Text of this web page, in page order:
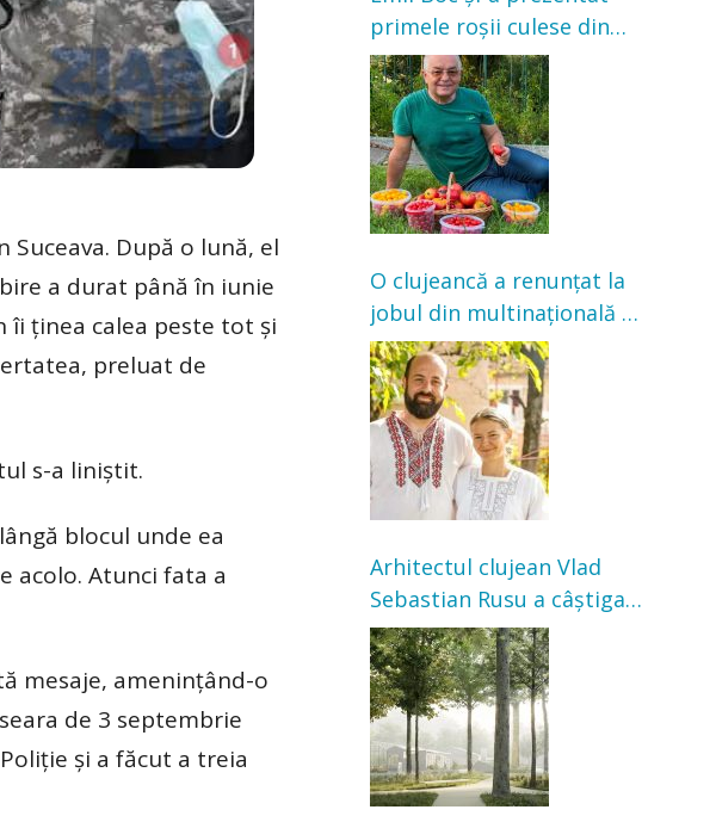
Suceava. După o lună, el
a durat până în iunie
îi ţinea calea peste tot şi
preluat de
s-a liniştit.
blocul unde ea
acolo. Atunci fata a
mesaje, ameninţând-o
de 3 septembrie
şi a făcut a treia
primele roșii culese din
grădină: „Niciun magazin
nu poate oferi această
satisfacție”
O clujeancă a renunțat la
jobul din multinațională și
s-a mutat la țară. Acum
cultivă legume în grădina
bunicilor
Arhitectul clujean Vlad
Sebastian Rusu a câștigat
concursul pentru
transformarea Grădinii
Casei Universitarilor